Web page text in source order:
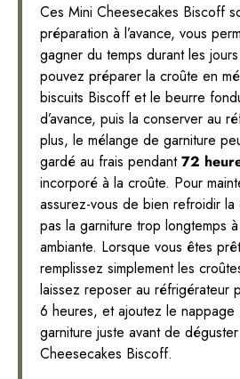
Ces Mini Cheesecakes Biscoff
préparation à l’avance, vous
gagner du temps durant les
pouvez préparer la croûte en
biscuits Biscoff et le beurre
d’avance, puis la conserver au
plus, le mélange de garniture
gardé au frais pendant72
incorporé à la croûte. Pour
assurez-vous de bien refroidir
pas la garniture trop longtemps
ambiante. Lorsque vous êtes
remplissez simplement les
laissez reposer au réfrigérateur
6 heures, et ajoutez le nappage
garniture juste avant de
Cheesecakes Biscoff.